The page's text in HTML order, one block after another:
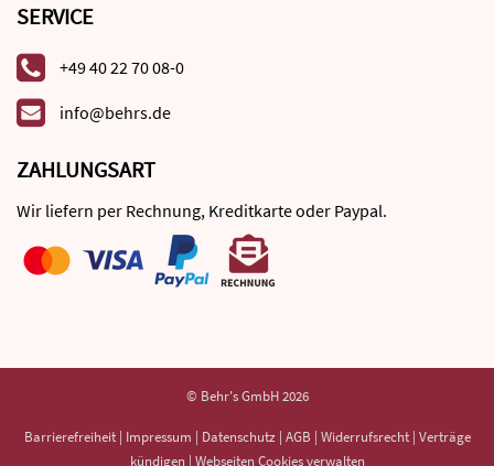
SERVICE
+49 40 22 70 08-0
info@behrs.de
ZAHLUNGSART
Wir liefern per Rechnung, Kreditkarte oder Paypal.
© Behr's GmbH 2026
Barrierefreiheit | Impressum | Datenschutz | AGB | Widerrufsrecht | Verträge
kündigen | Webseiten Cookies verwalten